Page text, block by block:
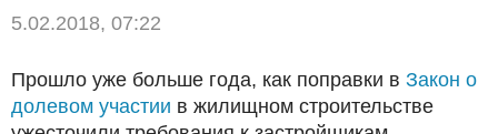
5.02.2018, 07:22
Прошло уже больше года, как поправки в Закон о
долевом участии в жилищном строительстве